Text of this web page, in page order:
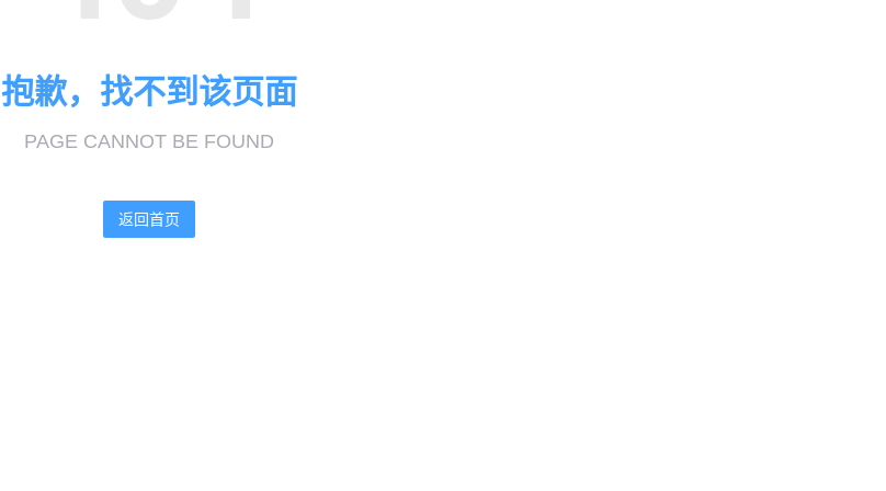
抱歉，找不到该页面
PAGE CANNOT BE FOUND
返回首页